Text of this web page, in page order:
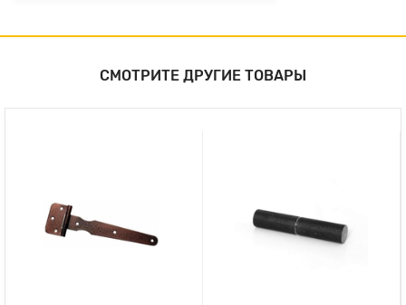
СМОТРИТЕ ДРУГИЕ ТОВАРЫ